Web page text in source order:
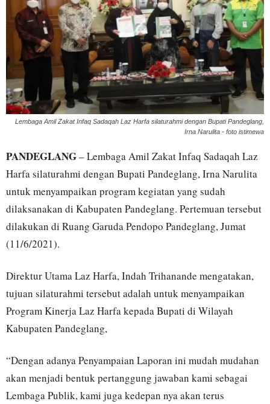
Lembaga Amil Zakat Infaq Sadaqah Laz Harfa silaturahmi dengan Bupati Pandeglang,
Irna Narulita - foto istimewa
PANDEGLANG– Lembaga Amil Zakat Infaq Sadaqah Laz
Harfa silaturahmi dengan Bupati Pandeglang, Irna Narulita
untuk menyampaikan program kegiatan yang sudah
dilaksanakan di Kabupaten Pandeglang. Pertemuan tersebut
dilakukan di Ruang Garuda Pendopo Pandeglang, Jumat
(11/6/2021).
Direktur Utama Laz Harfa, Indah Trihanande mengatakan,
tujuan silaturahmi tersebut adalah untuk menyampaikan
Program Kinerja Laz Harfa kepada Bupati di Wilayah
Kabupaten Pandeglang,
“Dengan adanya Penyampaian Laporan ini mudah mudahan
akan menjadi bentuk pertanggung jawaban kami sebagai
Lembaga Publik, kami juga kedepan nya akan terus